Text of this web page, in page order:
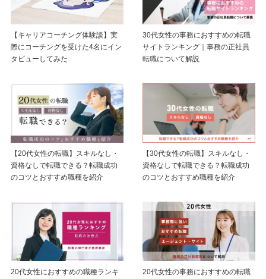
【キャリアコーチング体験談】実
際にコーチングを受けた4名にイン
タビューしてみた
30代女性の事務におすすめの転職
サイトランキング｜事務の正社員
転職について解説
【20代女性の転職】スキルなし・
資格なしで転職できる？転職成功
のコツとおすすめ職種を紹介
【30代女性の転職】スキルなし・
資格なしで転職できる？転職成功
のコツとおすすめ職種を紹介
20代女性におすすめの職種ランキ
20代女性の事務におすすめの転職